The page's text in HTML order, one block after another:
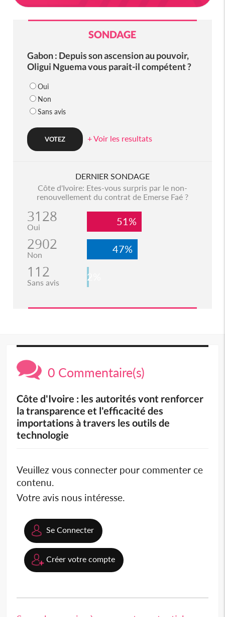
SONDAGE
Gabon : Depuis son ascension au pouvoir,
Oligui Nguema vous parait-il compétent ?
Oui
Non
Sans avis
+ Voir les resultats
DERNIER SONDAGE
Côte d'Ivoire: Etes-vous surpris par le non-
renouvellement du contrat de Emerse Faé ?
3128
Oui 51%
2902
Non 47%
112
Sans avis 2%
0 Commentaire(s)
Côte d'Ivoire : les autorités vont renforcer
la transparence et l'efficacité des
importations à travers les outils de
technologie
Veuillez vous connecter pour commenter ce
contenu.
Votre avis nous intéresse.
Se Connecter
Créer votre compte